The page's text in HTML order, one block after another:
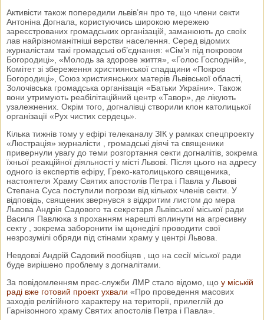
Активісти також попередили львів’ян про те, що члени секти
Антоніна Догнала, користуючись широкою мережею
зареєстрованих громадських організацій, заманюють до своїх
лав найрізноманітніші верстви населення. Серед відомих
журналістам такі громадські об’єднання: «Сім’я під покровом
Богородиці», «Молодь за здорове життя», «Голос Господній»,
Комітет зі збереження християнської спадщини «Покров
Богородиці», Союз християнських матерів Львівської області,
Золочівська громадська організація «Батьки України». Також
вони утримують реабілітаційний центр «Тавор», де лікують
узалежнених. Окрім того, догналівці створили клон католицької
організації «Рух чистих сердець».
Кілька тижнів тому у ефірі телеканалу ЗІК у рамках спецпроекту
«Люстрація» журналісти , громадські діячі та священики
привернули увагу до теми розгортання секти догналітів, зокрема
їхньої реакційної діяльності у місті Львові. Після цього на адресу
одного із експертів ефіру, Греко-католицького священика,
настоятеля Храму Святих апостолів Петра і Павла у Львові
Степана Суса поступили погрози від кількох членів секти. У
відповідь, священик звернувся з відкритим листом до мера
Львова Андрія Садового та секретаря Львівської міської ради
Василя Павлюка з проханням нарешті вплинути на агресивну
секту , зокрема заборонити їм щонеділі проводити свої
незрозумілі обряди під стінами храму у центрі Львова.
Невдовзі Андрій Садовий пообіцяв , що на сесії міської ради
буде вирішено проблему з догналітами.
За повідомленням прес-служби ЛМР стало відомо, що у міській
раді вже готовий проект ухвали «Про проведення масових
заходів релігійного характеру на території, прилеглій до
Гарнізонного храму Святих апостолів Петра і Павла».